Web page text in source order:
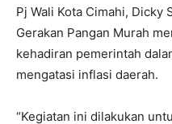
Pj Wali Kota Cimahi, Dicky
Gerakan Pangan Murah
kehadiran pemerintah
mengatasi inflasi daerah.
“Kegiatan ini dilakukan